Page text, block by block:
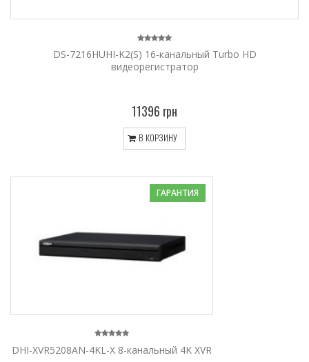
DS-7216HUHI-K2(S) 16-канальный Turbo HD
видеорегистратор
11396 грн
В КОРЗИНУ
ГАРАНТИЯ
DHI-XVR5208AN-4KL-X 8-канальный 4K XVR